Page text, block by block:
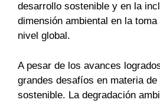
desarrollo sostenible y en la
dimensión ambiental en la
nivel global.
A pesar de los avances
grandes desafíos en materia
sostenible. La degradación